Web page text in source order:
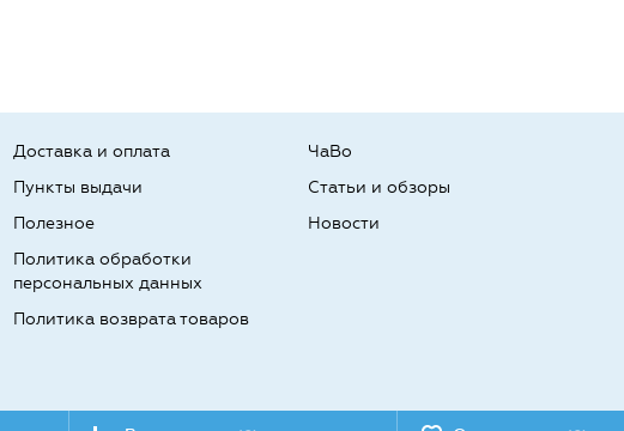
Доставка и оплата
Пункты выдачи
Полезное
ЧаВо
Статьи и обзоры
Новости
Политика обработки
персональных данных
Политика возврата товаров